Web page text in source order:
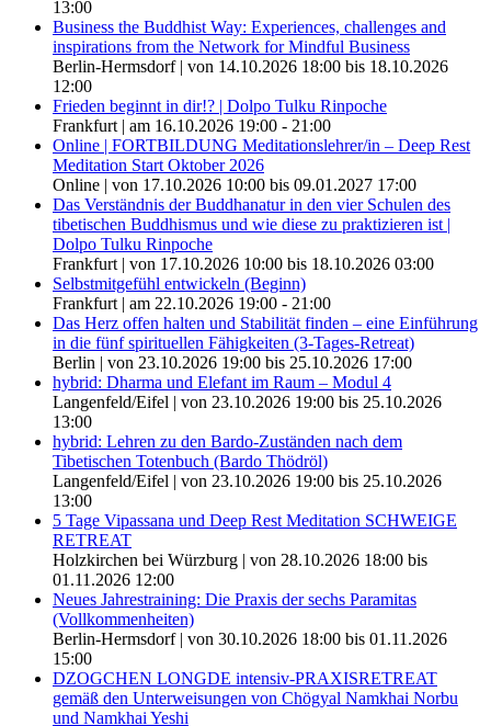
13:00
Business the Buddhist Way: Experiences, challenges and
inspirations from the Network for Mindful Business
Berlin-Hermsdorf | von 14.10.2026 18:00 bis 18.10.2026
12:00
Frieden beginnt in dir!? | Dolpo Tulku Rinpoche
Frankfurt | am 16.10.2026 19:00 - 21:00
Online | FORTBILDUNG Meditationslehrer/in – Deep Rest
Meditation Start Oktober 2026
Online | von 17.10.2026 10:00 bis 09.01.2027 17:00
Das Verständnis der Buddhanatur in den vier Schulen des
tibetischen Buddhismus und wie diese zu praktizieren ist |
Dolpo Tulku Rinpoche
Frankfurt | von 17.10.2026 10:00 bis 18.10.2026 03:00
Selbstmitgefühl entwickeln (Beginn)
Frankfurt | am 22.10.2026 19:00 - 21:00
Das Herz offen halten und Stabilität finden – eine Einführung
in die fünf spirituellen Fähigkeiten (3-Tages-Retreat)
Berlin | von 23.10.2026 19:00 bis 25.10.2026 17:00
hybrid: Dharma und Elefant im Raum – Modul 4
Langenfeld/Eifel | von 23.10.2026 19:00 bis 25.10.2026
13:00
hybrid: Lehren zu den Bardo-Zuständen nach dem
Tibetischen Totenbuch (Bardo Thödröl)
Langenfeld/Eifel | von 23.10.2026 19:00 bis 25.10.2026
13:00
5 Tage Vipassana und Deep Rest Meditation SCHWEIGE
RETREAT
Holzkirchen bei Würzburg | von 28.10.2026 18:00 bis
01.11.2026 12:00
Neues Jahrestraining: Die Praxis der sechs Paramitas
(Vollkommenheiten)
Berlin-Hermsdorf | von 30.10.2026 18:00 bis 01.11.2026
15:00
DZOGCHEN LONGDE intensiv-PRAXISRETREAT
gemäß den Unterweisungen von Chögyal Namkhai Norbu
und Namkhai Yeshi